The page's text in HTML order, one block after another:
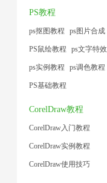
PS教程
ps抠图教程 ps图片合成
PS鼠绘教程 ps文字特效
ps实例教程 ps调色教程
PS基础教程
CorelDraw教程
CorelDraw入门教程
CorelDraw实例教程
CorelDraw使用技巧